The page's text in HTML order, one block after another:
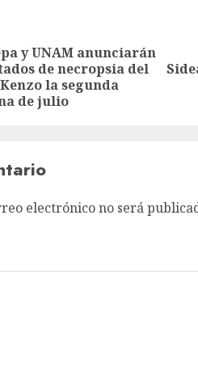
y UNAM anunciarán
de necropsia del
la segunda
de julio
electrónico no será